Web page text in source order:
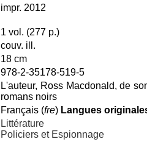
impr. 2012
1 vol. (277 p.)
couv. ill.
18 cm
978-2-35178-519-5
L'auteur, Ross Macdonald, de
romans noirs
Français (fre) Langues
Littérature
Policiers et Espionnage